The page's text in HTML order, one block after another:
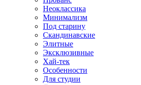
Неоклассика
Минимализм
Под старину
Скандинавские
Элитные
Эксклюзивные
Хай-тек
Особенности
Для студии